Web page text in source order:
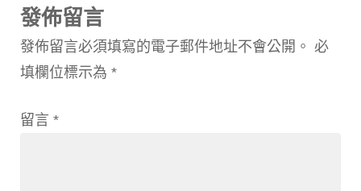
發佈留言
發佈留言必須填寫的電子郵件地址不會公開。 必
填欄位標示為 *
留言 *